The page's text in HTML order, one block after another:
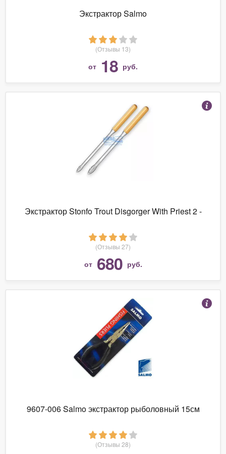
Экстрактор Salmo
(Отзывы 13)
от 18 руб.
Экстрактор Stonfo Trout Disgorger With Priest 2 -
(Отзывы 27)
от 680 руб.
9607-006 Salmo экстрактор рыболовный 15см
(Отзывы 28)